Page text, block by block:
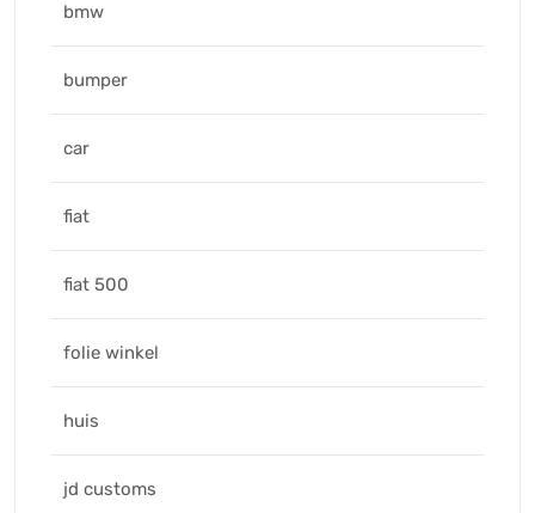
bmw
bumper
car
fiat
fiat 500
folie winkel
huis
jd customs